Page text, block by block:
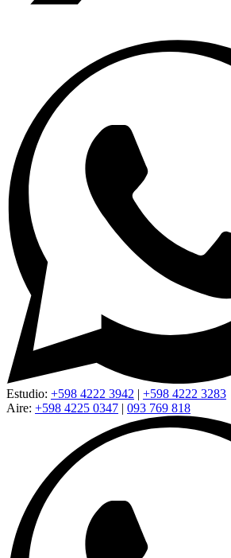
Estudio: +598 4222 3942 | +598 4222 3283
Aire: +598 4225 0347 | 093 769 818